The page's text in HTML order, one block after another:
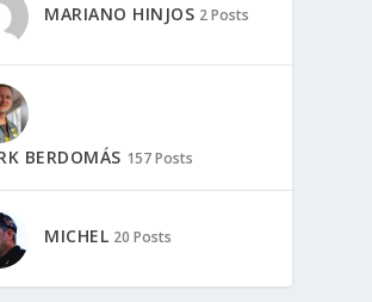
MARIANO HINJOS 2 Posts
BERDOMÁS 157 Posts
MICHEL 20 Posts